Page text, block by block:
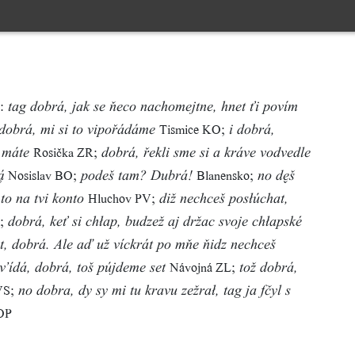
tag dobrá, jak se ňeco nachomejtne, hnet ťi povím
mi si to vipořádáme Tismice KO; i dobrá,
Rosička ZR; dobrá, řekli sme si a kráve vodvedle
Nosislav BO; podeš tam? Dubrá! Blanensko; no dš
na tvi konto Hluchov PV; diž nechceš posłúchat,
; dobrá, keť si chłap, budzež aj držac svoje chłapské
dobrá. Ale aď už víckrát po mňe ňidz nechceš
dobrá, toš pújdeme set Návojná ZL; tož dobrá,
; no dobra, dy sy mi tu kravu zežrał, tag ja fčyl s